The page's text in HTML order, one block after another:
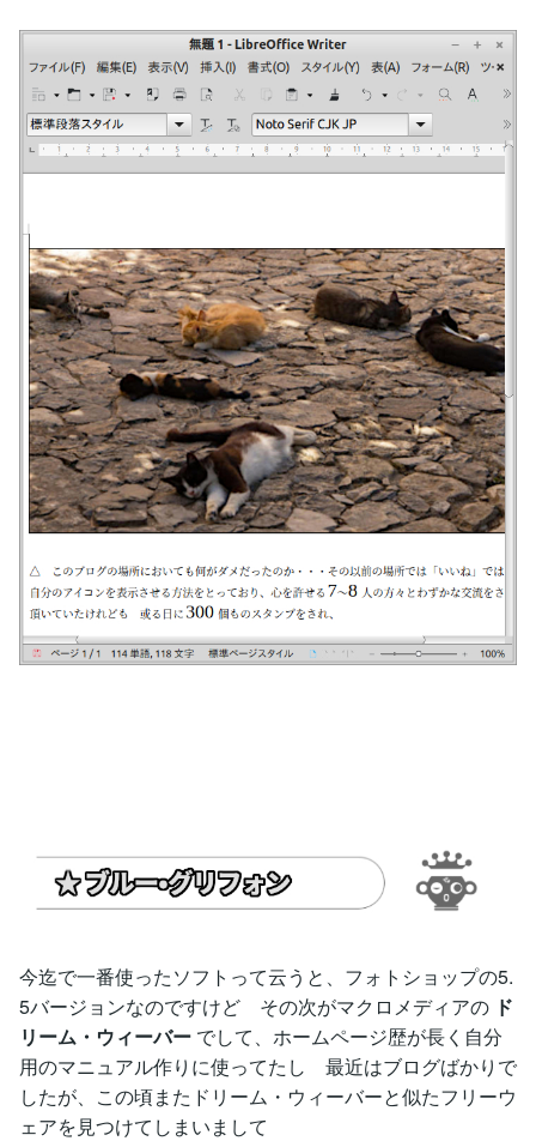
今迄で一番使ったソフトって云うと、フォトショップの5.
5バージョンなのですけど その次がマクロメディアの ド
リーム・ウィーバー でして、ホームページ歴が長く自分
用のマニュアル作りに使ってたし 最近はブログばかりで
したが、この頃またドリーム・ウィーバーと似たフリーウ
ェアを見つけてしまいまして